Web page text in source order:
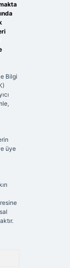
Bilgi
üye